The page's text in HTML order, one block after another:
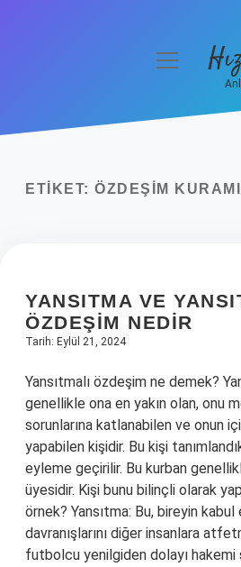
Yasal Uyarı
menüyü
ETIKET: ÖZDEŞIM
YANSITMA VE
ÖZDEŞIM NEDIR
Tarih: Eylül 21, 2024
Yansıtmalı özdeşim ne demek?
genellikle ona en yakın olan, onu
sorunlarına katlanabilen ve onun
yapabilen kişidir. Bu kişi
eyleme geçirilir. Bu kurban
üyesidir. Kişi bunu bilinçli olarak
örnek? Yansıtma: Bu, bireyin
davranışlarını diğer insanlara
futbolcu yenilgiden dolayı hakemi